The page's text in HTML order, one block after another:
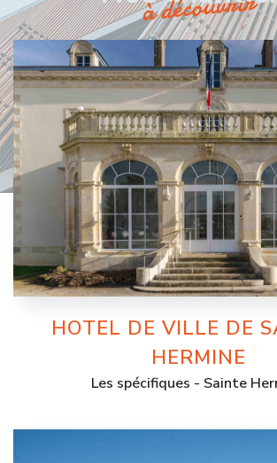
HOTEL DE VILLE DE
HERMINE
Les spécifiques - Sainte